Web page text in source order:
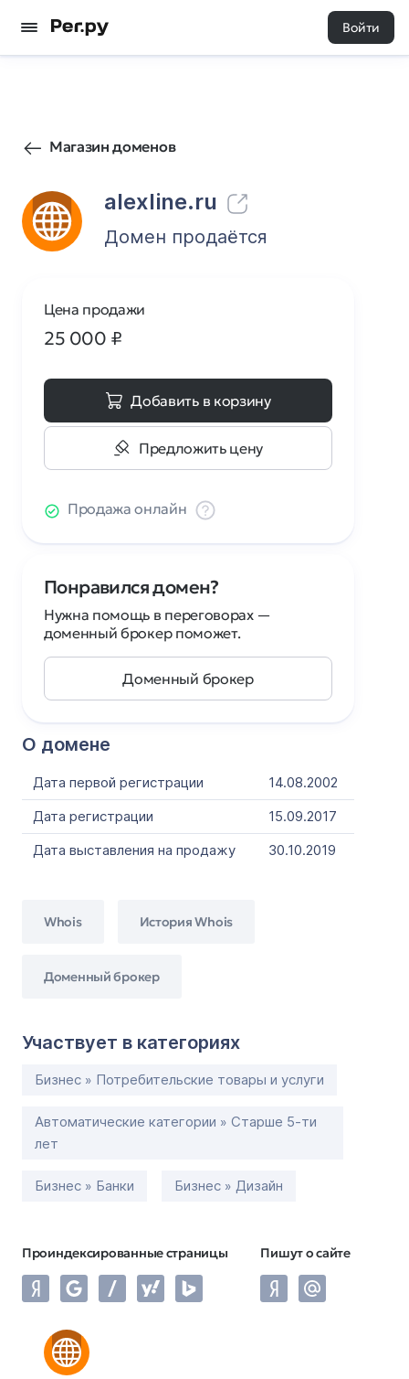
Войти
Магазин доменов
alexline.ru
786 0
Домен продаётся
О домене
Дата первой регистрации
14.08.2002
Дата регистрации
15.09.2017
Дата выставления на продажу
30.10.2019
Whois История Whois
Доменный брокер
Участвует в категориях
Бизнес » Потребительские товары и услуги
Автоматические категории » Старше 5-ти
лет
Бизнес » Банки Бизнес » Дизайн
Проиндексированные страницы Пишут о сайте
Цена продажи
25 000 ₽
Добавить в корзину
Предложить цену
Продажа онлайн
Понравился домен?
Нужна помощь в переговорах —
доменный брокер поможет.
Доменный брокер